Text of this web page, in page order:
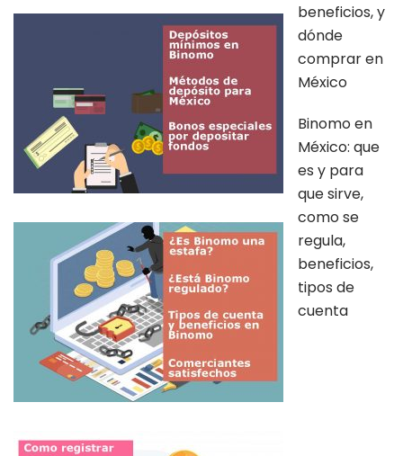
beneficios, y
dónde
comprar en
México
Binomo en
México: que
es y para
que sirve,
como se
regula,
beneficios,
tipos de
cuenta